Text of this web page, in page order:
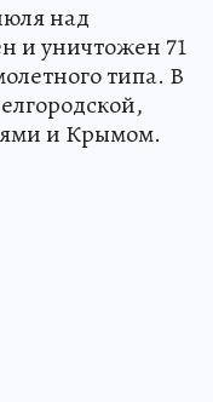
над
и уничтожен 71
типа. В
и Крымом.